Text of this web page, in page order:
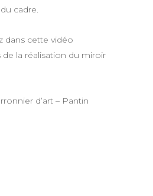
cadre.
dans cette vidéo
la réalisation du miroir
d’art – Pantin